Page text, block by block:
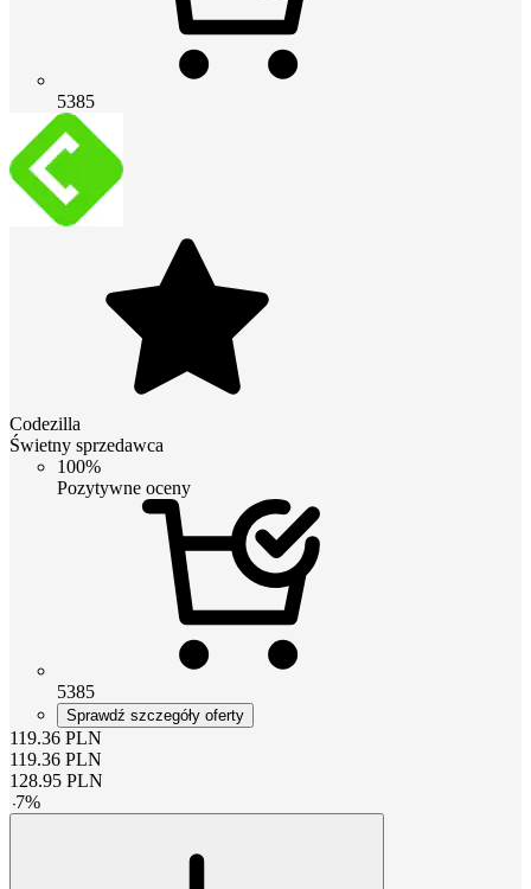
5385
Codezilla
Świetny sprzedawca
100%
Pozytywne oceny
5385
Sprawdź szczegóły oferty
119.36 PLN
119.36 PLN
128.95 PLN
-7%